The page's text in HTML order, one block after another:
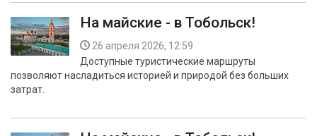
ЭКОНОМИКА
КУЛЬТУРА
БЕЗОПАСНОСТЬ
На майские - в Тобольск!
26 апреля 2026, 12:59
Доступные туристические маршруты
позволяют насладиться историей и природой без больших
затрат.